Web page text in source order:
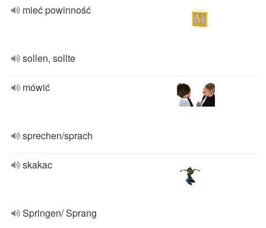
mieć powinność
sollen, sollte
mówić
sprechen/sprach
skakac
Springen/ Sprang